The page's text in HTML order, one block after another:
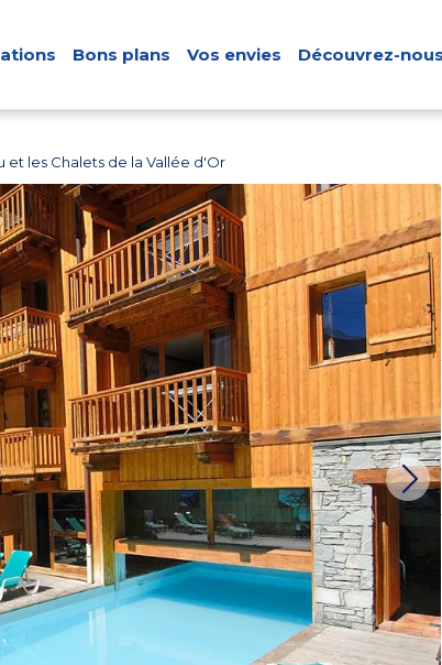
Bons plans Vos envies Découvrez-nous
et les Chalets de la Vallée d'Or